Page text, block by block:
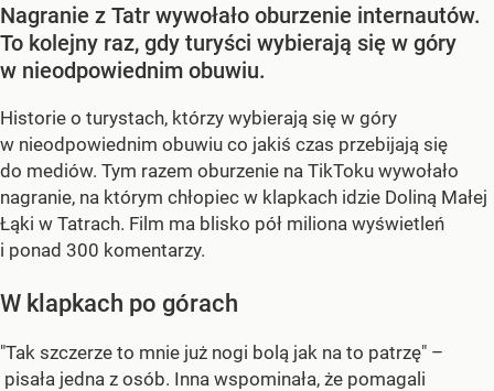
Nagranie z Tatr wywołało oburzenie internautów.
To kolejny raz, gdy turyści wybierają się w góry
w nieodpowiednim obuwiu.
Historie o turystach, którzy wybierają się w góry
w nieodpowiednim obuwiu co jakiś czas przebijają się
do mediów. Tym razem oburzenie na TikToku wywołało
nagranie, na którym chłopiec w klapkach idzie Doliną Małej
Łąki w Tatrach. Film ma blisko pół miliona wyświetleń
i ponad 300 komentarzy.
W klapkach po górach
"Tak szczerze to mnie już nogi bolą jak na to patrzę" –
pisała jedna z osób. Inna wspominała, że pomagali